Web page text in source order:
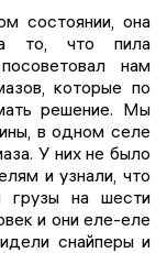
состоянии, она
то, что пила
нам
которые по
решение. Мы
в одном селе
У них не было
и узнали, что
грузы на шести
и они еле-еле
снайперы и